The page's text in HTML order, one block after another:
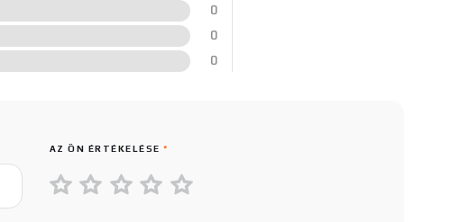
0
0
0
AZ ÖN ÉRTÉKELÉSE*